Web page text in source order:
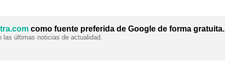
como fuente preferida de Google de forma gratuita.
las últimas noticias de actualidad.